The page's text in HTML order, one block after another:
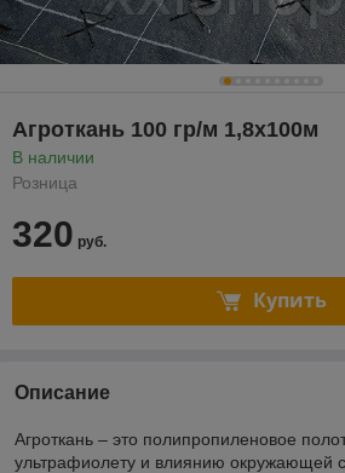
Агроткань 100 гр/м 1,8х100м
В наличии
Розница
320 руб.
Купить
Описание
Агроткань – это полипропиленовое
ультрафиолету и влиянию окружающей